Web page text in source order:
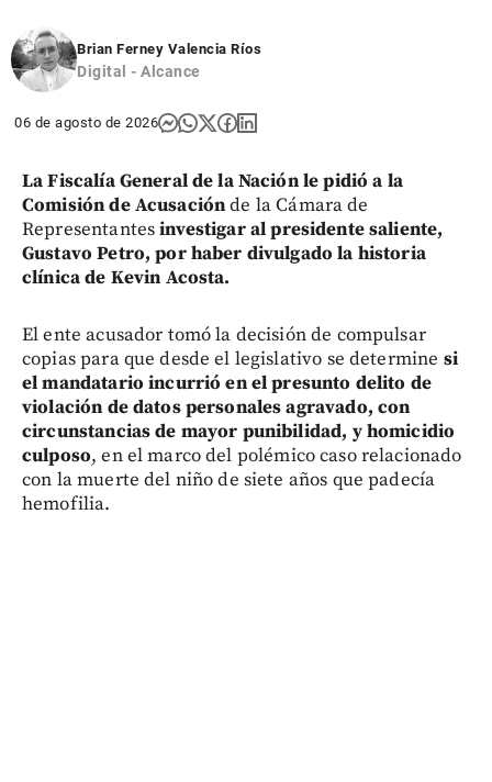
Brian Ferney Valencia Ríos
Digital - Alcance
06 de agosto de 2026
La Fiscalía General de la Nación le pidió a la
Comisión de Acusaciónde la Cámara de
Representantesinvestigar al presidente saliente,
Gustavo Petro, por haber divulgado la historia
clínica de Kevin Acosta.
El ente acusador tomó la decisión de compulsar
copias para que desde el legislativo se determine si
el mandatario incurrió en el presunto delito de
violación de datos personales agravado, con
circunstancias de mayor punibilidad, y homicidio
culposo, en el marco del polémico caso relacionado
con la muerte del niño de siete años que padecía
hemofilia.